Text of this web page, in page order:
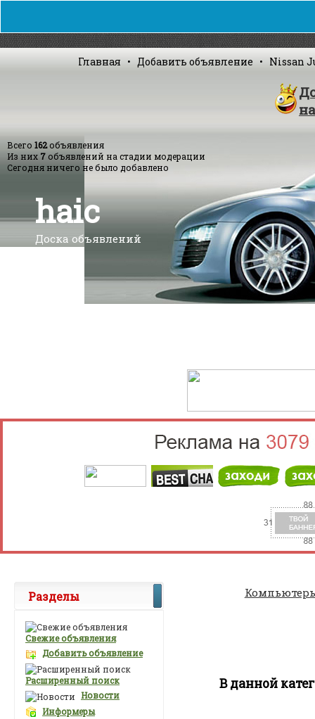
Главная •Добавить объявление • Nissan
на
Всего 162объявления
Из них 7объявлений на стадии модерации
Сегодня ничего не было добавлено
haic
Доска объявлений
В данной
Разделы
Свежие объявления
Добавить объявление
Расширенный поиск
Новости
Информеры